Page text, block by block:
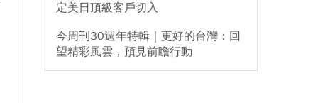
定美日頂級客戶切入
今周刊30週年特輯｜更好的台灣：回
望精彩風雲，預見前瞻行動